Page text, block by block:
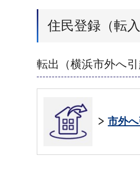
住民登録（転
転出（横浜市外へ引
市外